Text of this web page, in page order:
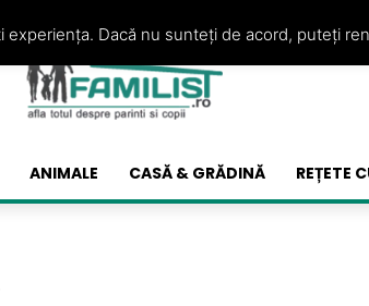
ANIMALE CASĂ & GRĂDINĂ REȚETE
Dacă nu sunteți de acord, puteți